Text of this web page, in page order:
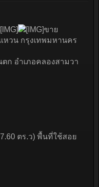
ขาย
หวน กรุงเทพมหานคร
ก อำเภอคลองสามวา
ตร.ว) พื้นที่ใช้สอย